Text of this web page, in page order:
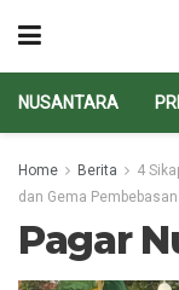
NUSANTARA
Home Berita
4
dan Gema Pembebasan
Pagar